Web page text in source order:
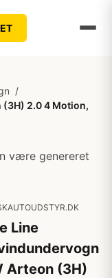
/
(3H) 2.0 4 Motion,
være genereret
Line
Arteon (3H)